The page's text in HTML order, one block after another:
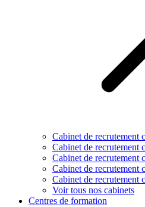
Cabinet de recrutement
Cabinet de recrutement
Cabinet de recrutement
Cabinet de recrutement
Cabinet de recrutement
Voir tous nos cabinets
Centres de formation